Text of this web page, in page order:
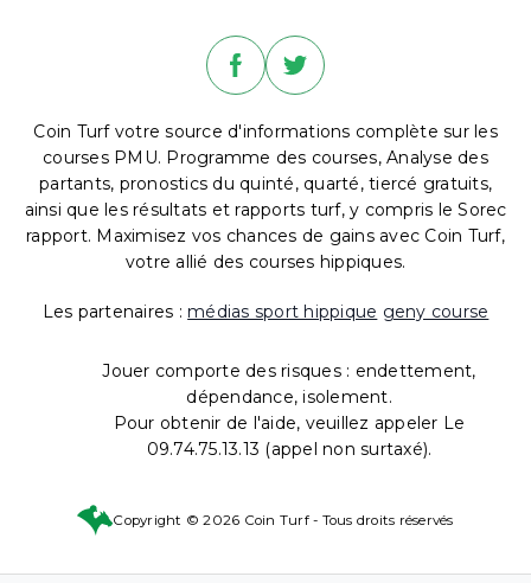
Coin Turf votre source d'informations complète sur les
courses PMU. Programme des courses, Analyse des
partants, pronostics du quinté, quarté, tiercé gratuits,
ainsi que les résultats et rapports turf, y compris le Sorec
rapport. Maximisez vos chances de gains avec Coin Turf,
votre allié des courses hippiques.
Les partenaires : médias sport hippique geny course
Jouer comporte des risques : endettement,
dépendance, isolement.
Pour obtenir de l'aide, veuillez appeler Le
09.74.75.13.13 (appel non surtaxé).
Copyright © 2026 Coin Turf - Tous droits réservés